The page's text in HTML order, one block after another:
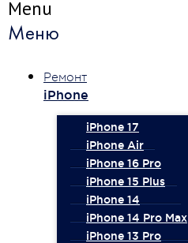
Menu
Меню
Ремонт
iPhone
iPhone 17
iPhone Air
iPhone 16 Pro
iPhone 15 Plus
iPhone 14
iPhone 14 Pro Max
iPhone 13 Pro